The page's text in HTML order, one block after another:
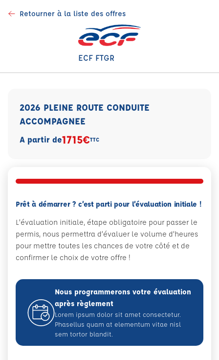
Retourner à la liste des offres
ECF FTGR
Prêt à démarrer ? c’est parti pour l’évaluation initiale !
L’évaluation initiale, étape obligatoire pour passer le
permis, nous permettra d’évaluer le volume d’heures
pour mettre toutes les chances de votre côté et de
confirmer le choix de votre offre !
Nous programmerons votre évaluation
après règlement
Lorem ipsum dolor sit amet consectetur.
Phasellus quam at elementum vitae nisl
sem tortor blandit.
2026 PLEINE ROUTE CONDUITE
ACCOMPAGNEE
A partir de1715€TTC